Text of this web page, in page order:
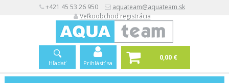
+421 45 53 26 950
aquateam@aquateam.sk
Veľkoobchod registrácia
Hľadať Prihlásiť sa
0,00 €